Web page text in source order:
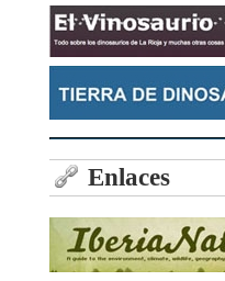
Enlaces